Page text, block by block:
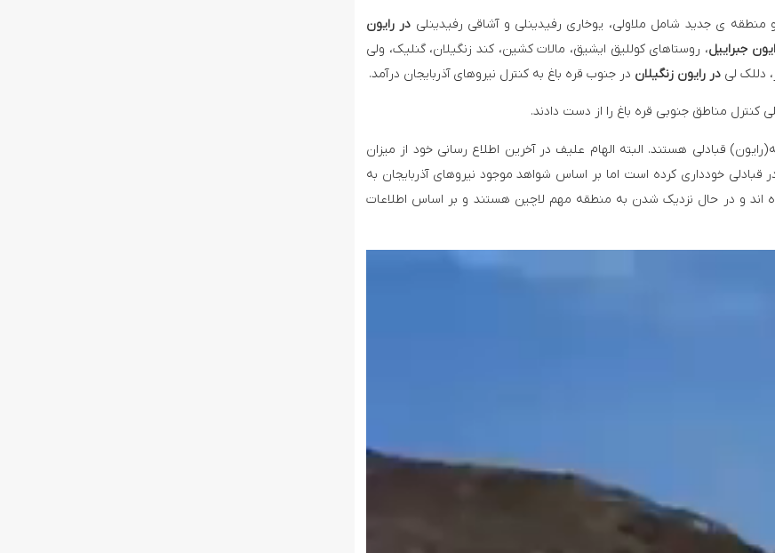
در رایون
جبراییل، روستاهای کوللیق ایشیق، مالات کشین، کند زنگیلان، گنلیک، ولی
دللک لی در رایون زنگیلان در جنوب قره باغ به کنترل نیروهای آذربایجان درآمد.
کنترل مناطق جنوبی قره باغ را از دست دادند.
قبادلی هستند. البته الهام علیف در آخرین اطلاع رسانی خود از میزان
قبادلی خودداری کرده است اما بر اساس شواهد موجود نیروهای آذربایجان به
اند و در حال نزدیک شدن به منطقه مهم لاچین هستند و بر اساس اطلاعات